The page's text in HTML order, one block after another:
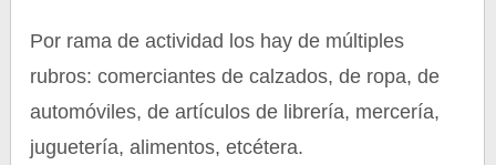
Por rama de actividad los hay de múltiples
rubros: comerciantes de calzados, de ropa, de
automóviles, de artículos de librería, mercería,
juguetería, alimentos, etcétera.